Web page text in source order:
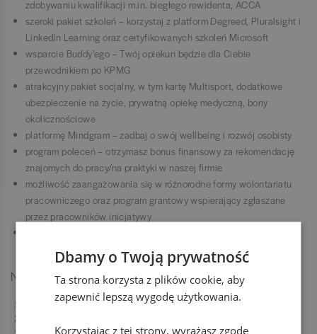
zdobywaniu kwalifikacji m.in. biegłego rewidenta, ACCA
szeroki pakiet szkoleń – korzystaj z platform Degreed, Pluralsight i
LinkedIn Learning oraz certyfikowanych szkoleń Microsoft
wsparcie Buddy’ego – Twój opiekun będzie dla Ciebie
przewodnikiem po KPMG
atrakcyjny pakiet socjalny, w tym kartę Multisport, dodatkowe
ubezpieczenie na życie, prywatną opiekę medyczną, bony
okolicznościowe
platformę Mindgram – zadbaj o swój wellbeing i rozwój osobisty
program poleceń – otrzymasz bonus finansowy za rekomendację
znajomych do pracy/na praktyki w naszej firmie
możliwość zaangażowania się w różnorodne formy wolontariatu
pracowniczego oraz program grantowy wspierający zgłaszane
przez pracowników inicjatywy
budowanie relacji zespołowych
Nasz proces rekrutacyjny
Aplikacja online
Dbamy o Twoją prywatność
Ta strona korzysta z plików cookie, aby
zapewnić lepszą wygodę użytkowania.
Korzystając z tej strony, wyrażasz zgodę